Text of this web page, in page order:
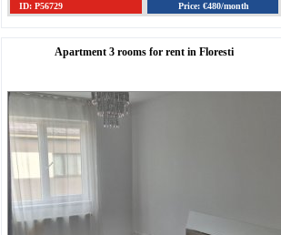
ID: P56729 Price: €480/month
Apartment 3 rooms for rent in Floresti